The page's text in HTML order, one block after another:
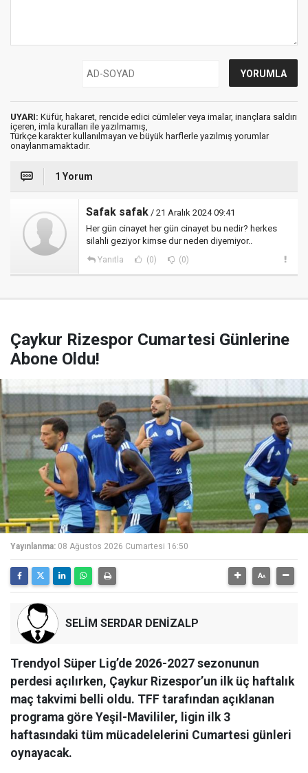
UYARI: Küfür, hakaret, rencide edici cümleler veya imalar, inançlara saldırı
içeren, imla kuralları ile yazılmamış,
Türkçe karakter kullanılmayan ve büyük harflerle yazılmış yorumlar
onaylanmamaktadır.
1 Yorum
Safak safak / 21 Aralık 2024 09:41
Her gün cinayet her gün cinayet bu nedir? herkes
silahli geziyor kimse dur neden diyemiyor..
Yanıtla (0) (0)
Çaykur Rizespor Cumartesi Günlerine
Abone Oldu!
Yayınlanma: 08 Ağustos 2026 Cumartesi 16:50
SELİM SERDAR DENİZALP
Trendyol Süper Lig’de 2026-2027 sezonunun
perdesi açılırken, Çaykur Rizespor’un ilk üç haftalık
maç takvimi belli oldu. TFF tarafından açıklanan
programa göre Yeşil-Mavililer, ligin ilk 3
haftasındaki tüm mücadelelerini Cumartesi günleri
oynayacak.